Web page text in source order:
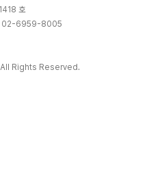
호
02-6959-8005
All Rights Reserved.